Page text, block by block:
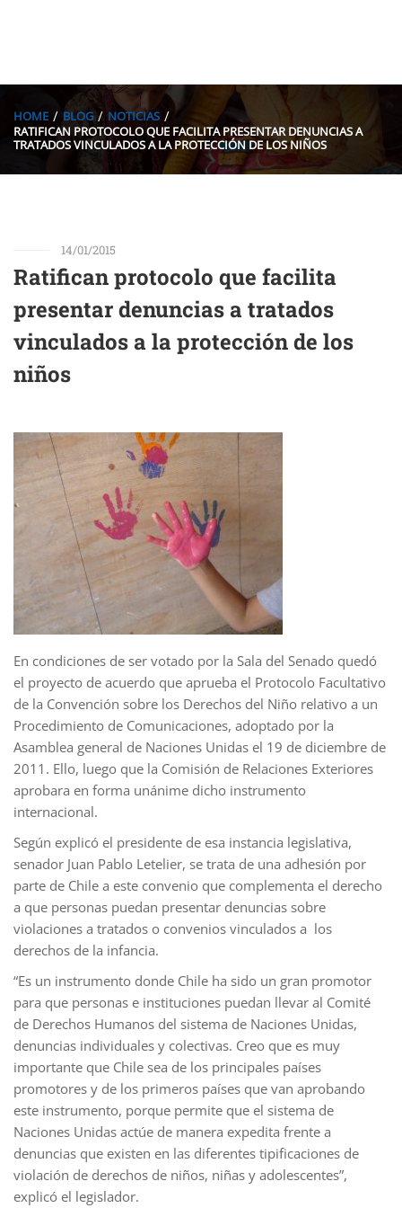
HOME BLOG
NOTICIAS
RATIFICAN PROTOCOLO QUE FACILITA PRESENTAR DENUNCIAS A
TRATADOS VINCULADOS A LA PROTECCIÓN DE LOS NIÑOS
14/01/2015
Ratifican protocolo que facilita
presentar denuncias a tratados
vinculados a la protección de los
niños
En condiciones de ser votado por la Sala del Senado quedó
el proyecto de acuerdo que aprueba el Protocolo Facultativo
de la Convención sobre los Derechos del Niño relativo a un
Procedimiento de Comunicaciones, adoptado por la
Asamblea general de Naciones Unidas el 19 de diciembre de
2011. Ello, luego que la Comisión de Relaciones Exteriores
aprobara en forma unánime dicho instrumento
internacional.
Según explicó el presidente de esa instancia legislativa,
senador Juan Pablo Letelier, se trata de una adhesión por
parte de Chile a este convenio que complementa el derecho
a que personas puedan presentar denuncias sobre
violaciones a tratados o convenios vinculados a los
derechos de la infancia.
“Es un instrumento donde Chile ha sido un gran promotor
para que personas e instituciones puedan llevar al Comité
de Derechos Humanos del sistema de Naciones Unidas,
denuncias individuales y colectivas. Creo que es muy
importante que Chile sea de los principales países
promotores y de los primeros países que van aprobando
este instrumento, porque permite que el sistema de
Naciones Unidas actúe de manera expedita frente a
denuncias que existen en las diferentes tipificaciones de
violación de derechos de niños, niñas y adolescentes”,
explicó el legislador.